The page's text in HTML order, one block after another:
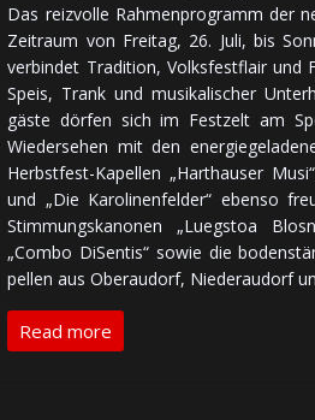
Das reiz­volle Rah­men­pro­gramm der
Zeit­raum von Frei­tag, 26. Ju­li, bis
ver­bin­det Tra­di­tion, Volks­fest­flair und
Speis, Trank und mu­si­ka­li­scher
gäste dör­fen sich im Fest­zelt am
Wie­der­se­hen mit den
Herbstfest-Ka­pel­len „Harthauser
und „Die Karolinenfelder“ ebenso
Stim­mungs­ka­no­nen „Luegstoa
„Combo DiSentis“ sowie die
pel­len aus Oberaudorf, Niederaudorf
Read more